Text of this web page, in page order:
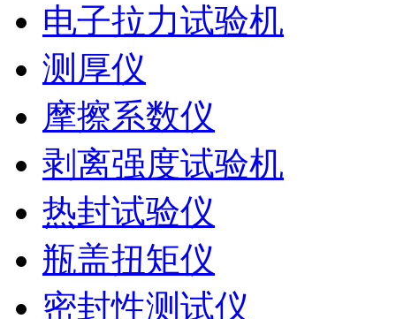
电子拉力试验机
测厚仪
摩擦系数仪
剥离强度试验机
热封试验仪
瓶盖扭矩仪
密封性测试仪